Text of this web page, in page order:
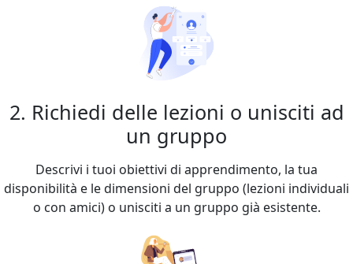
2. Richiedi delle lezioni o unisciti ad
un gruppo
Descrivi i tuoi obiettivi di apprendimento, la tua
disponibilità e le dimensioni del gruppo (lezioni individuali
o con amici) o unisciti a un gruppo già esistente.